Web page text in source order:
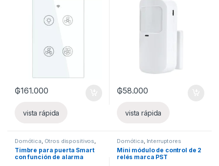
₲161.000
vista rápida
₲58.000
vista rápida
Domótica, Otros dispositivos,
Seguridad Sensores y Alarmas
Timbre para puerta Smart
con función de alarma
Domótica, Interruptores
Inteligentes , Luces inteligentes,
Otros dispositivos
Mini módulo de control de 2
relés marca PST